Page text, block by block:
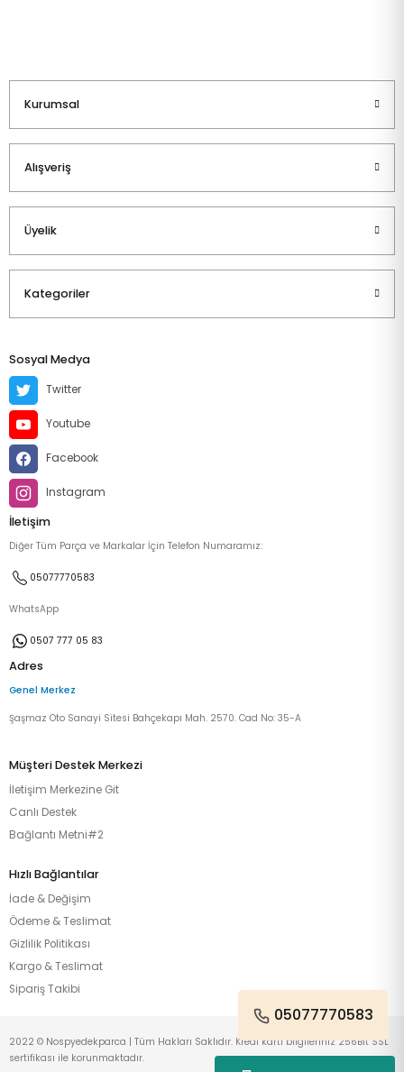
Kurumsal
Alışveriş
Üyelik
Kategoriler
Sosyal Medya
Twitter
Youtube
Facebook
Instagram
İletişim
Diğer Tüm Parça ve Markalar İçin Telefon Numaramız:
05077770583
WhatsApp
0507 777 05 83
Adres
Genel Merkez
Şaşmaz Oto Sanayi Sitesi Bahçekapı Mah. 2570. Cad No: 35-A
Müşteri Destek Merkezi
İletişim Merkezine Git
Canlı Destek
Bağlantı Metni#2
Hızlı Bağlantılar
İade & Değişim
Ödeme & Teslimat
Gizlilik Politikası
Kargo & Teslimat
Sipariş Takibi
05077770583
2022 © Nospyedekparca | Tüm Hakları Saklıdır. Kredi kartı bilgileriniz 256Bit SSL
sertifikası ile korunmaktadır.